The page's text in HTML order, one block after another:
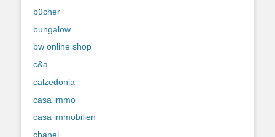
bücher
bungalow
bw online shop
c&a
calzedonia
casa immo
casa immobilien
chanel